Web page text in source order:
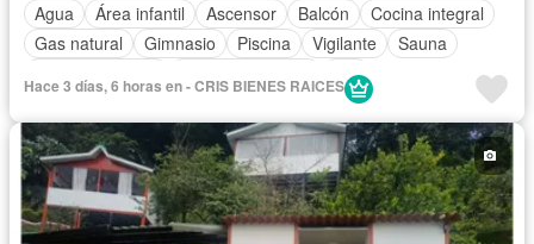
Agua
Área infantil Ascensor Balcón
Cocina integral
Gas natural
Gimnasio Piscina Vigilante
Sauna
Wifi
Hace 3 días, 6 horas en - CRIS BIENES RAICES